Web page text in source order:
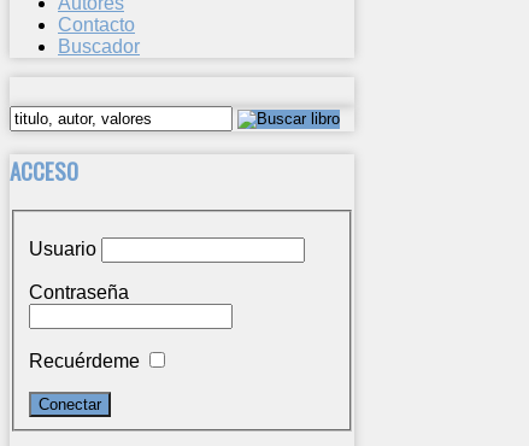
Contacto
Buscador
ACCESO
Usuario
Contraseña
Recuérdeme